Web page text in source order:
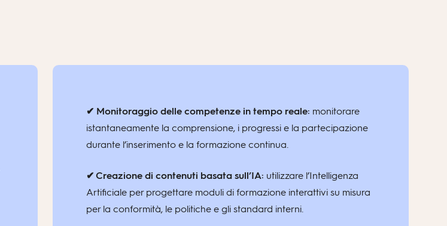
✔ Monitoraggio delle competenze in tempo reale: monitorare
istantaneamente la comprensione, i progressi e la partecipazione
durante l’inserimento e la formazione continua.
✔ Creazione di contenuti basata sull’IA: utilizzare l’Intelligenza
Artificiale per progettare moduli di formazione interattivi su misura
per la conformità, le politiche e gli standard interni.